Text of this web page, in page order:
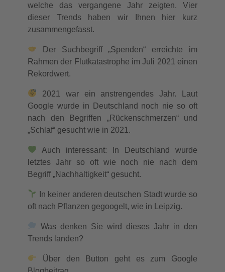
welche das vergangene Jahr zeigten. Vier
dieser Trends haben wir Ihnen hier kurz
zusammengefasst.
Der Suchbegriff „Spenden“ erreichte im
Rahmen der Flutkatastrophe im Juli 2021 einen
Rekordwert.
2021 war ein anstrengendes Jahr. Laut
Google wurde in Deutschland noch nie so oft
nach den Begriffen „Rückenschmerzen“ und
„Schlaf“ gesucht wie in 2021.
Auch interessant: In Deutschland wurde
letztes Jahr so oft wie noch nie nach dem
Begriff „Nachhaltigkeit“ gesucht.
In keiner anderen deutschen Stadt wurde so
oft nach Pflanzen gegoogelt, wie in Leipzig.
Was denken Sie wird dieses Jahr in den
Trends landen?
Über den Button geht es zum Google